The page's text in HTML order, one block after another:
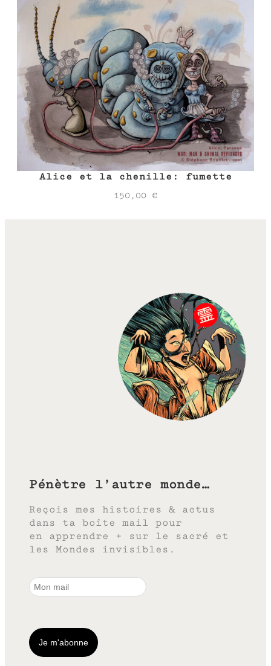
Alice et la chenille: fumette
150,00 €
Pénètre l’autre monde…
Reçois mes histoires & actus
dans ta boîte mail pour
en apprendre + sur le sacré et
les Mondes invisibles.